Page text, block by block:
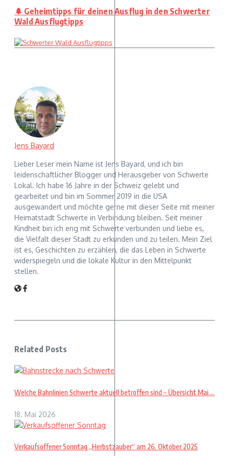
🌲 Geheimtipps für deinen Ausflug in den Schwerter
Wald Ausflugtipps
Jens Bayard
Lieber Leser mein Name ist Jens Bayard, und ich bin
leidenschaftlicher Blogger und Herausgeber von Schwerte
Lokal. Ich habe 16 Jahre in der Schweiz gelebt und
gearbeitet und bin im Sommer 2019 in die USA
ausgewandert und möchte gerne mit dieser Seite mit meiner
Heimatstadt Schwerte in Verbindung bleiben. Seit meiner
Kindheit bin ich eng mit Schwerte verbunden und liebe es,
die Vielfalt dieser Stadt zu erkunden und zu teilen. Mein Ziel
ist es, Geschichten zu erzählen, die das Leben in Schwerte
widerspiegeln und die lokale Kultur in den Mittelpunkt
stellen.
Related Posts
Welche Bahnlinien Schwerte aktuell betroffen sind – Übersicht Mai ...
18. Mai 2026
Verkaufsoffener Sonntag „Herbstzauber“ am 26. Oktober 2025